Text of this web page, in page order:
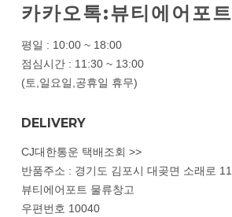
카카오톡:뷰티에어포트
평일 : 10:00 ~ 18:00
점심시간 : 11:30 ~ 13:00
(토,일요일,공휴일 휴무)
DELIVERY
CJ대한통운 택배조회 >>
반품주소 : 경기도 김포시 대곶면 소래로 11
뷰티에어포트 물류창고
우편번호 10040